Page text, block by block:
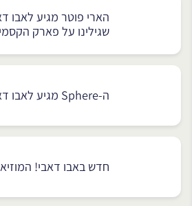
הארי פוטר מגיע לאבו
שגילינו על פארק
ה-Sphere מגיע לאבו דאבי – כל הפרטים
חדש באבו דאבי!